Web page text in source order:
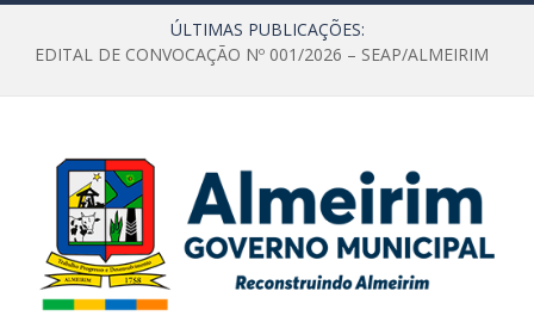
ÚLTIMAS PUBLICAÇÕES:
EDITAL DE CONVOCAÇÃO Nº 001/2026 – SEAP/ALMEIRIM